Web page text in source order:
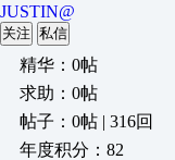
JUSTIN@
关注 私信
精华：0帖
求助：0帖
帖子：0帖 | 316回
年度积分：82